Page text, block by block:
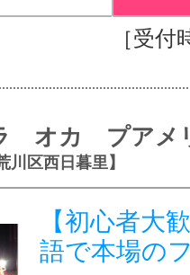
［受
オカ プアメ
川区西日暮里】
【初心者大
語で本場の